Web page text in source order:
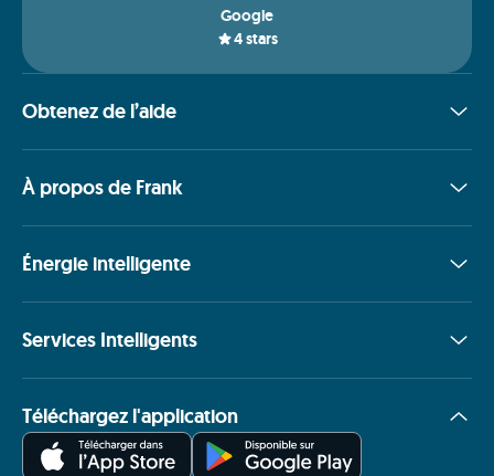
Google
4stars
Obtenez de l’aide
À propos de Frank
Énergie intelligente
Services Intelligents
Téléchargez l'application